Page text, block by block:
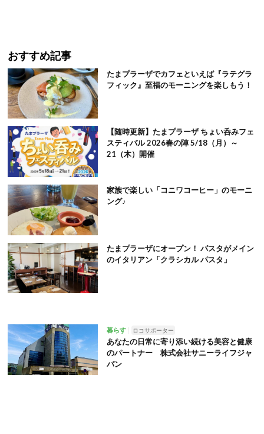
おすすめ記事
たまプラーザでカフェといえば『ラテグラ
フィック』至福のモーニングを楽しもう！
【随時更新】たまプラーザ ちょい呑みフェ
スティバル 2026春の陣 5/18（月）～
21（木）開催
家族で楽しい「コニワコーヒー」のモーニ
ング♪
たまプラーザにオープン！ パスタがメイン
のイタリアン「クラシカル パスタ」
暮らす ロコサポーター
あなたの日常に寄り添い続ける美容と健康
のパートナー 株式会社サニーライフジャ
パン